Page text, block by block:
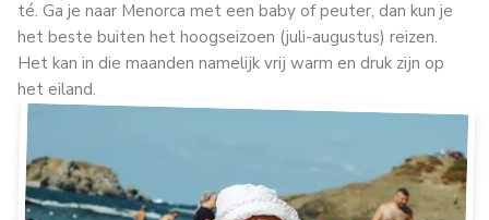
té. Ga je naar Menorca met een baby of peuter, dan kun je
het beste buiten het hoogseizoen (juli-augustus) reizen.
Het kan in die maanden namelijk vrij warm en druk zijn op
het eiland.